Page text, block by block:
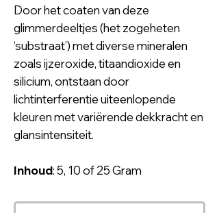
Door het coaten van deze
glimmerdeeltjes (het zogeheten
‘substraat’) met diverse mineralen
zoals ijzeroxide, titaandioxide en
silicium, ontstaan door
lichtinterferentie uiteenlopende
kleuren met variërende dekkracht en
glansintensiteit.
Inhoud: 5, 10 of 25 Gram